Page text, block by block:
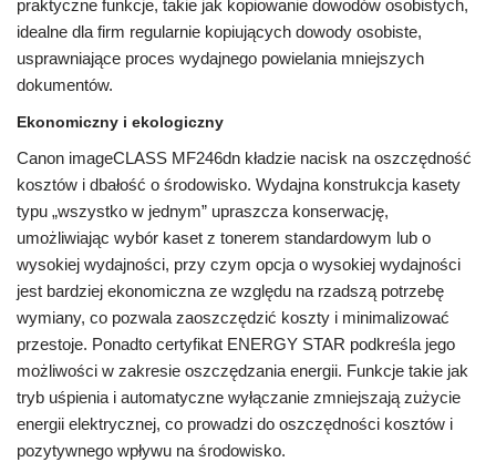
praktyczne funkcje, takie jak kopiowanie dowodów osobistych,
idealne dla firm regularnie kopiujących dowody osobiste,
usprawniające proces wydajnego powielania mniejszych
dokumentów.
Ekonomiczny i ekologiczny
Canon imageCLASS MF246dn kładzie nacisk na oszczędność
kosztów i dbałość o środowisko. Wydajna konstrukcja kasety
typu „wszystko w jednym” upraszcza konserwację,
umożliwiając wybór kaset z tonerem standardowym lub o
wysokiej wydajności, przy czym opcja o wysokiej wydajności
jest bardziej ekonomiczna ze względu na rzadszą potrzebę
wymiany, co pozwala zaoszczędzić koszty i minimalizować
przestoje. Ponadto certyfikat ENERGY STAR podkreśla jego
możliwości w zakresie oszczędzania energii. Funkcje takie jak
tryb uśpienia i automatyczne wyłączanie zmniejszają zużycie
energii elektrycznej, co prowadzi do oszczędności kosztów i
pozytywnego wpływu na środowisko.